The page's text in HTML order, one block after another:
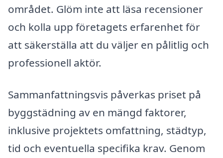
området. Glöm inte att läsa recensioner
och kolla upp företagets erfarenhet för
att säkerställa att du väljer en pålitlig och
professionell aktör.
Sammanfattningsvis påverkas priset på
byggstädning av en mängd faktorer,
inklusive projektets omfattning, städtyp,
tid och eventuella specifika krav. Genom